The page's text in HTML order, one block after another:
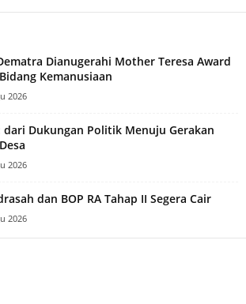
Dianugerahi Mother Teresa Award
Kemanusiaan
2026
dari Dukungan Politik Menuju Gerakan
2026
dan BOP RA Tahap II Segera Cair
2026